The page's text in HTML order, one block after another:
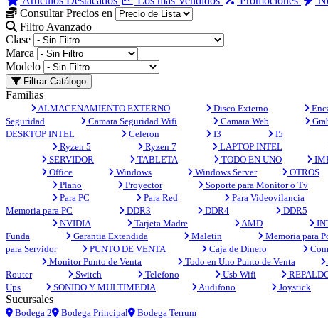
Consultar Precios en
Filtro Avanzado
Clase
Marca
Modelo
Filtrar Catálogo
Familias
ALMACENAMIENTO EXTERNO Disco Externo
Seguridad
Camara Seguridad Wifi Camara Web
DESKTOP INTEL
Celeron I3 I5
Ryzen 5
Ryzen 7 LAPTOP INTEL
SERVIDOR
TABLETA TODO EN UNO
Office
Windows Windows Server OTROS
Plano
Proyector Soporte para Monitor o Tv
Para PC
Para Red Para Videovilancia
Memoria para PC
DDR3 DDR4 DDR5
NVIDIA
Tarjeta Madre AMD
Funda
Garantia Extendida Maletin Memoria para
para Servidor
PUNTO DE VENTA Caja de Dinero
Monitor Punto de Venta
Todo en Uno Punto de Venta
Router
Switch Telefono Usb Wifi
Ups
SONIDO Y MULTIMEDIA Audifono Joystick
Sucursales
Bodega 2 Bodega Principal Bodega Terrum